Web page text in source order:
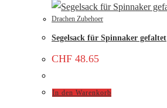
Drachen Zubehoer
Segelsack für Spinnaker gefaltet
CHF 48.65
In den Warenkorb